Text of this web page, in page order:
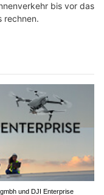
bis vor das
rechnen.
und DJI Enterprise